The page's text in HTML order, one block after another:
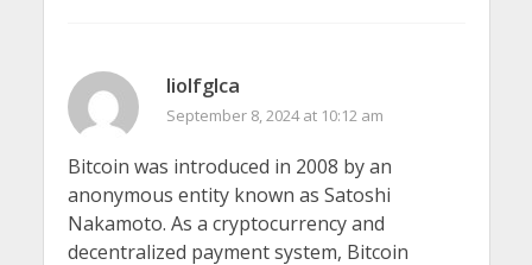
liolfglca
September 8, 2024 at 10:12 am
Bitcoin was introduced in 2008 by an
anonymous entity known as Satoshi
Nakamoto. As a cryptocurrency and
decentralized payment system, Bitcoin